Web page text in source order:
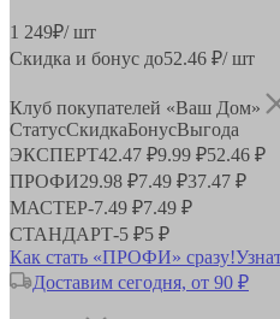
1 249₽/ шт
Скидка и бонус до52.46 ₽/ шт
Клуб покупателей «Ваш Дом»
СтатусСкидкаБонусВыгода
ЭКСПЕРТ42.47 ₽9.99 ₽52.46 ₽
ПРОФИ29.98 ₽7.49 ₽37.47 ₽
МАСТЕР-7.49 ₽7.49 ₽
СТАНДАРТ-5 ₽5 ₽
Как стать «ПРОФИ» сразу!
Доставим сегодня, от 90 ₽